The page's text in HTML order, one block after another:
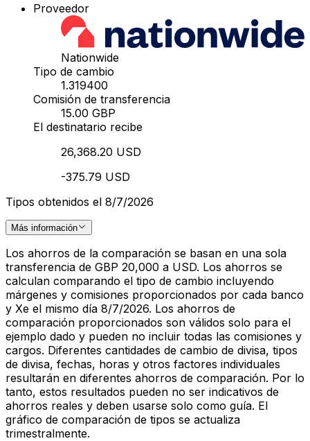
Proveedor
Nationwide
Tipo de cambio
1.319400
Comisión de transferencia
15.00 GBP
El destinatario recibe
26,368.20 USD
-375.79 USD
Tipos obtenidos el 8/7/2026
Más información
Los ahorros de la comparación se basan en una sola
transferencia de GBP 20,000 a USD. Los ahorros se
calculan comparando el tipo de cambio incluyendo
márgenes y comisiones proporcionados por cada banco
y Xe el mismo día 8/7/2026. Los ahorros de
comparación proporcionados son válidos solo para el
ejemplo dado y pueden no incluir todas las comisiones y
cargos. Diferentes cantidades de cambio de divisa, tipos
de divisa, fechas, horas y otros factores individuales
resultarán en diferentes ahorros de comparación. Por lo
tanto, estos resultados pueden no ser indicativos de
ahorros reales y deben usarse solo como guía. El
gráfico de comparación de tipos se actualiza
trimestralmente.